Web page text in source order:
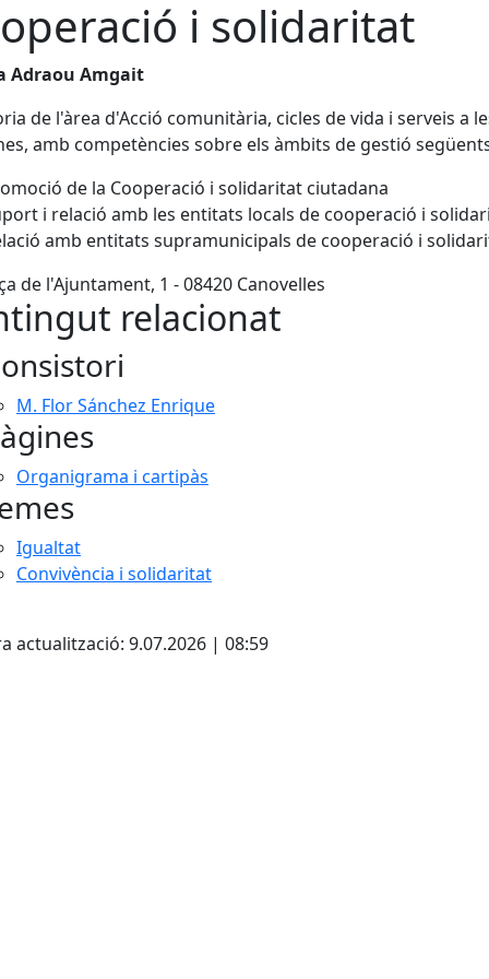
i solidaritat
Adraou Amgait
de l'àrea d'Acció comunitària, cicles de vida i serveis a
amb competències sobre els àmbits de gestió
de la Cooperació i solidaritat ciutadana
i relació amb les entitats locals de cooperació i
amb entitats supramunicipals de cooperació i
de l'Ajuntament, 1 - 08420 Canovelles
relacionat
M. Flor Sánchez Enrique
Organigrama i cartipàs
Igualtat
Convivència i solidaritat
actualització: 9.07.2026 | 08:59